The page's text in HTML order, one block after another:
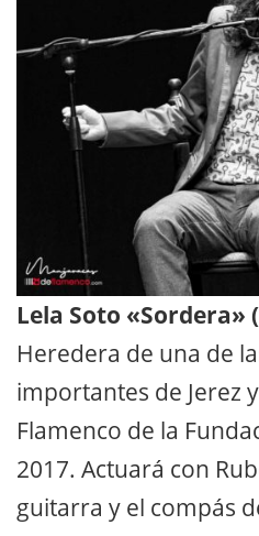
Lela Soto «Sordera»
Heredera de una de
importantes de Jerez
Flamenco de la
2017. Actuará con
guitarra y el compás